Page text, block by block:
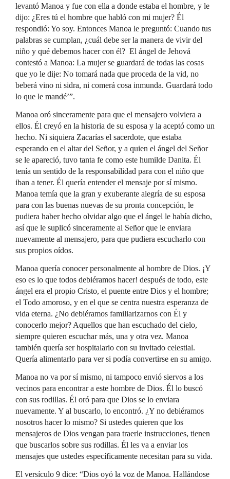
levantó Manoa y fue con ella a donde estaba el hombre, y le
dijo: ¿Eres tú el hombre que habló con mi mujer? Él
respondió: Yo soy. Entonces Manoa le preguntó: Cuando tus
palabras se cumplan, ¿cuál debe ser la manera de vivir del
niño y qué debemos hacer con él? El ángel de Jehová
contestó a Manoa: La mujer se guardará de todas las cosas
que yo le dije: No tomará nada que proceda de la vid, no
beberá vino ni sidra, ni comerá cosa inmunda. Guardará todo
lo que le mandé’”.
Manoa oró sinceramente para que el mensajero volviera a
ellos. Él creyó en la historia de su esposa y la aceptó como un
hecho. Ni siquiera Zacarías el sacerdote, que estaba
esperando en el altar del Señor, y a quien el ángel del Señor
se le apareció, tuvo tanta fe como este humilde Danita. Él
tenía un sentido de la responsabilidad para con el niño que
iban a tener. Él quería entender el mensaje por sí mismo.
Manoa temía que la gran y exuberante alegría de su esposa
para con las buenas nuevas de su pronta concepción, le
pudiera haber hecho olvidar algo que el ángel le había dicho,
así que le suplicó sinceramente al Señor que le enviara
nuevamente al mensajero, para que pudiera escucharlo con
sus propios oídos.
Manoa quería conocer personalmente al hombre de Dios. ¡Y
eso es lo que todos debiéramos hacer! después de todo, este
ángel era el propio Cristo, el puente entre Dios y el hombre;
el Todo amoroso, y en el que se centra nuestra esperanza de
vida eterna. ¿No debiéramos familiarizarnos con Él y
conocerlo mejor? Aquellos que han escuchado del cielo,
siempre quieren escuchar más, una y otra vez. Manoa
también quería ser hospitalario con su invitado celestial.
Quería alimentarlo para ver si podía convertirse en su amigo.
Manoa no va por sí mismo, ni tampoco envió siervos a los
vecinos para encontrar a este hombre de Dios. Él lo buscó
con sus rodillas. Él oró para que Dios se lo enviara
nuevamente. Y al buscarlo, lo encontró. ¿Y no debiéramos
nosotros hacer lo mismo? Si ustedes quieren que los
mensajeros de Dios vengan para traerle instrucciones, tienen
que buscarlos sobre sus rodillas. Él les va a enviar los
mensajes que ustedes específicamente necesitan para su vida.
El versículo 9 dice: “Dios oyó la voz de Manoa. Hallándose